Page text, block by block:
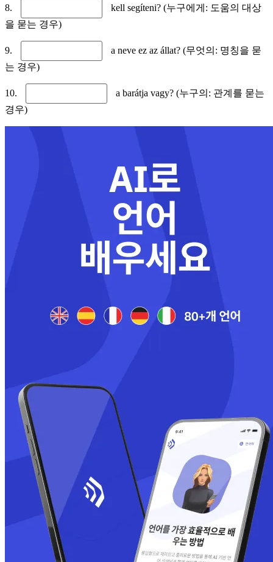
8.
kell segíteni? (누구에게: 도움의 대상
을 묻는 경우)
9.
a neve ez az állat? (무엇의: 명칭을 묻
는 경우)
10.
a barátja vagy? (누구의: 관계를 묻는
경우)